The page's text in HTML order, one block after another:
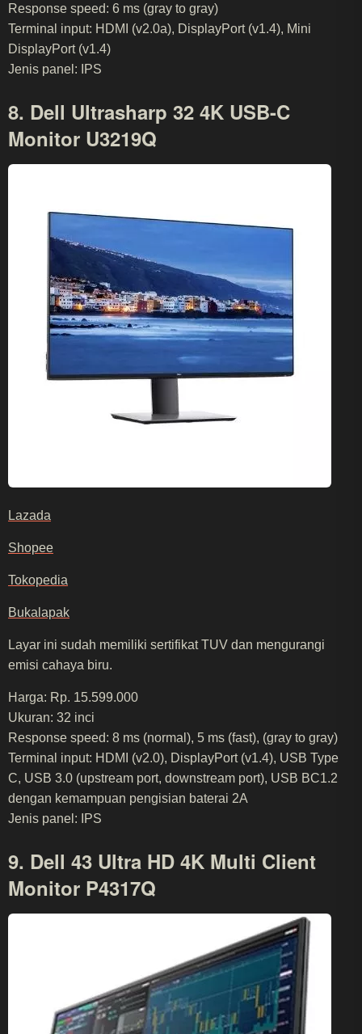
Response speed: 6 ms (gray to gray)
Terminal input: HDMI (v2.0a), DisplayPort (v1.4), Mini
DisplayPort (v1.4)
Jenis panel: IPS
8. Dell Ultrasharp 32 4K USB-C
Monitor U3219Q
Lazada
Shopee
Tokopedia
Bukalapak
Layar ini sudah memiliki sertifikat TUV dan mengurangi
emisi cahaya biru.
Harga: Rp. 15.599.000
Ukuran: 32 inci
Response speed: 8 ms (normal), 5 ms (fast), (gray to gray)
Terminal input: HDMI (v2.0), DisplayPort (v1.4), USB Type
C, USB 3.0 (upstream port, downstream port), USB BC1.2
dengan kemampuan pengisian baterai 2A
Jenis panel: IPS
9. Dell 43 Ultra HD 4K Multi Client
Monitor P4317Q